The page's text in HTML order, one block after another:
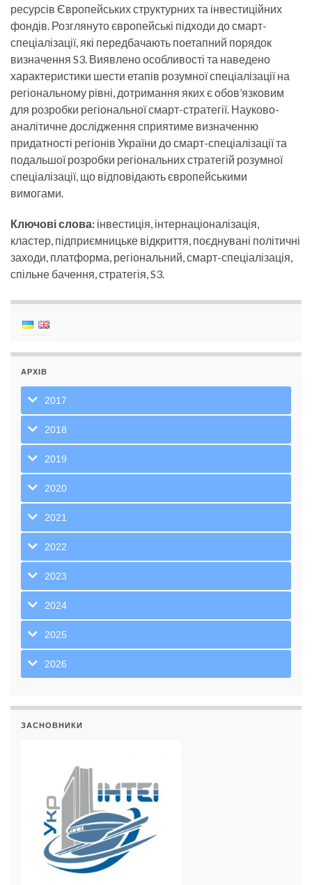
ресурсів Європейських структурних та інвестиційних
фондів. Розглянуто європейські підходи до смарт-
спеціалізації, які передбачають поетапний порядок
визначення S3. Виявлено особливості та наведено
характеристики шести етапів розумної спеціалізації на
регіональному рівні, дотримання яких є обов’язковим
для розробки регіональної смарт-стратегії. Науково-
аналітичне дослідження сприятиме визначенню
придатності регіонів України до смарт-спеціалізації та
подальшої розробки регіональних стратегій розумної
спеціалізації, що відповідають європейськими
вимогами.
Ключові слова: інвестиція, інтернаціоналізація,
кластер, підприємницьке відкриття, поєднувані політичні
заходи, платформа, регіональний, смарт-спеціалізація,
спільне бачення, стратегія, S3.
АРХІВ
2017
2018
2019
2020
2021
2022
2023
2024
2025
2026
ЗАСНОВНИКИ